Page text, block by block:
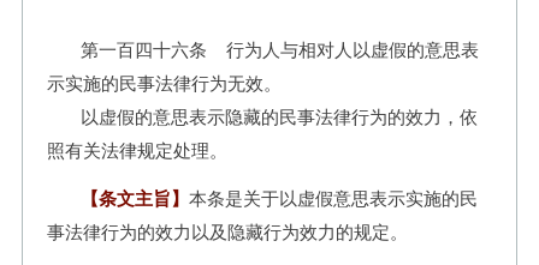
第一百四十六条 行为人与相对人以虚假的意思表
示实施的民事法律行为无效。
以虚假的意思表示隐藏的民事法律行为的效力 ， 依
照有关法律规定处理。
【条文主旨】 本条是关于以虚假意思表示实施的民
事法律行为的效力以及隐藏行为效力的规定。